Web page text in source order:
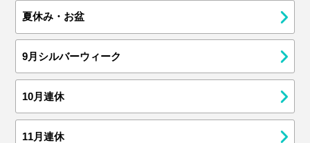
夏休み・お盆
9月シルバーウィーク
10月連休
11月連休